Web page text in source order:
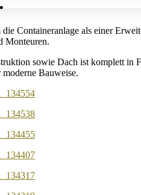
die Containeranlage als einer
Monteuren.
sowie Dach ist komplett in
Bauweise.